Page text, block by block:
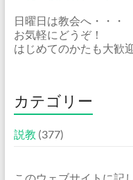
日曜日は教会へ・・・
お気軽にどうぞ！
はじめてのかたも大歓
カテゴリー
説教 (377)